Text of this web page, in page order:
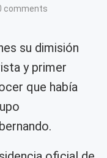
comments
su dimisión
y primer
que había